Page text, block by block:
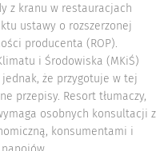
z kranu w restauracjach
ustawy o rozszerzonej
producenta (ROP).
i Środowiska (MKiŚ)
jednak, że przygotuje w tej
przepisy. Resort tłumaczy,
osobnych konsultacji z
konsumentami i